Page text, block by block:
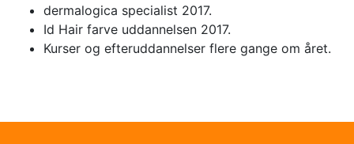
dermalogica specialist 2017.
Id Hair farve uddannelsen 2017.
Kurser og efteruddannelser flere gange om året.